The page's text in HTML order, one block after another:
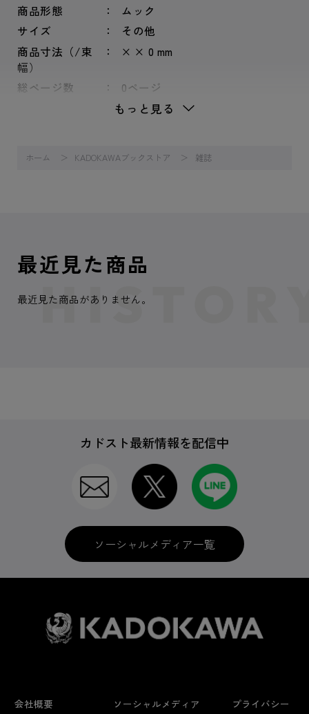
商品形態
ムック
サイズ
その他
商品寸法（/束
幅）
× × 0 mm
総ページ数 0ページ
もっと見る
ホーム KADOKAWAブックストア 雑誌
最近見た商品
最近見た商品がありません。
カドスト最新情報を配信中
ソーシャルメディア一覧
会社概要 ソーシャルメディア
プライバシー